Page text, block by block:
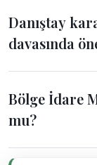
Danıştay
davasında
Bölge İdare
mu?